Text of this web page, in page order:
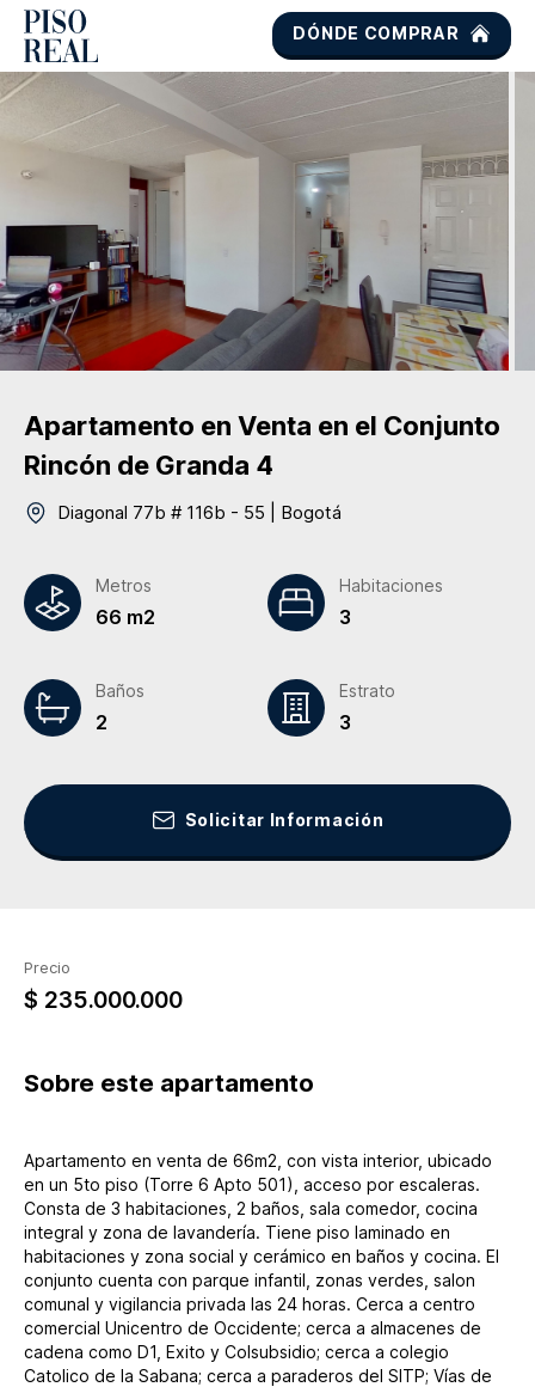
DÓNDE COMPRAR
Apartamento en Venta en el Conjunto
Rincón de Granda 4
Diagonal 77b # 116b - 55 Bogotá
Metros
66 m2
Habitaciones
3
Baños
2
Estrato
3
Solicitar Información
Precio
$ 235.000.000
Sobre este apartamento
Apartamento en venta de 66m2, con vista interior, ubicado
en un 5to piso (Torre 6 Apto 501), acceso por escaleras.
Consta de 3 habitaciones, 2 baños, sala comedor, cocina
integral y zona de lavandería. Tiene piso laminado en
habitaciones y zona social y cerámico en baños y cocina. El
conjunto cuenta con parque infantil, zonas verdes, salon
comunal y vigilancia privada las 24 horas. Cerca a centro
comercial Unicentro de Occidente; cerca a almacenes de
cadena como D1, Exito y Colsubsidio; cerca a colegio
Catolico de la Sabana; cerca a paraderos del SITP; Vías de